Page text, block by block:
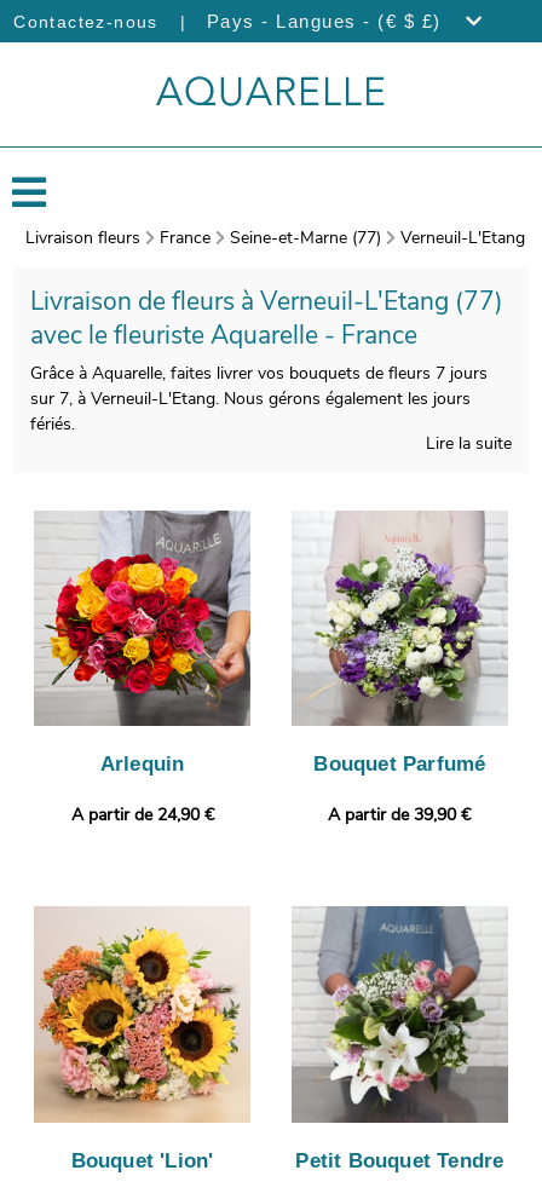
Contactez-nous | Pays - Langues - (€ $ £)
Livraison fleurs France Seine-et-Marne (77) Verneuil-L'Etang
Livraison de fleurs à Verneuil-L'Etang (77)
avec le fleuriste Aquarelle - France
Grâce à Aquarelle, faites livrer vos bouquets de fleurs 7 jours
sur 7, à Verneuil-L'Etang. Nous gérons également les jours
fériés.
photographie de votre bouquet après sa composition. Vous
pourrez recevoir ensuite cette photo de manière à ce que vous
puissiez vous assurer que le bouquet qui sera reçu par le
destinataire sera identique à celui que vous avez sélectionné.
Puis, il sera livré dans les meilleurs délais à Verneuil-L'Etang.
Personnalisez votre cadeau en ajoutant selon vos envies un
message personnalisé, ou une photo imprimée.
Lire la suite
Arlequin
A partir de 24,90 €
Bouquet Parfumé
A partir de 39,90 €
Bouquet 'Lion' Petit Bouquet Tendre